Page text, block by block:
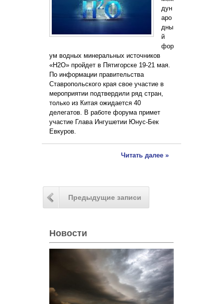
дун
аро
дны
й
фор
ум водных минеральных источников
«H2O» пройдет в Пятигорске 19-21 мая.
По информации правительства
Ставропольского края свое участие в
мероприятии подтвердили ряд стран,
только из Китая ожидается 40
делегатов. В работе форума примет
участие Глава Ингушетии Юнус-Бек
Евкуров.
Читать далее »
Предыдущие записи
Новости